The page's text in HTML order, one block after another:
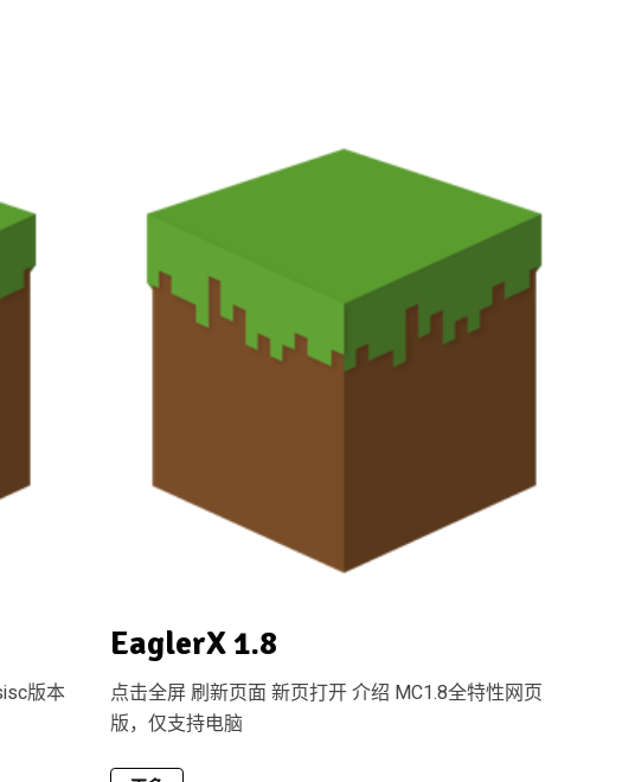
版本
EaglerX 1.8
点击全屏 刷新页面 新页打开 介绍 MC1.8全特性网页
版，仅支持电脑